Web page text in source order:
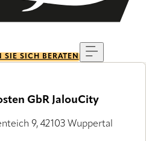
SIE SICH BERATEN
GbR JalouCity
9, 42103 Wuppertal